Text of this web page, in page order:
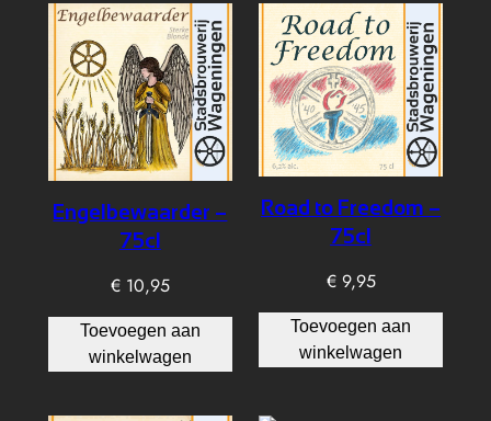
Engelbewaarder –
75cl
€10,95
Toevoegen aan
winkelwagen
Road to Freedom –
75cl
€9,95
Toevoegen aan
winkelwagen